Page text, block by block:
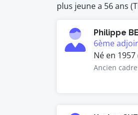
plus jeune a 56 ans
Philippe
6ème
Né en 1957
Ancien cadre